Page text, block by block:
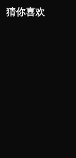
猜你喜欢